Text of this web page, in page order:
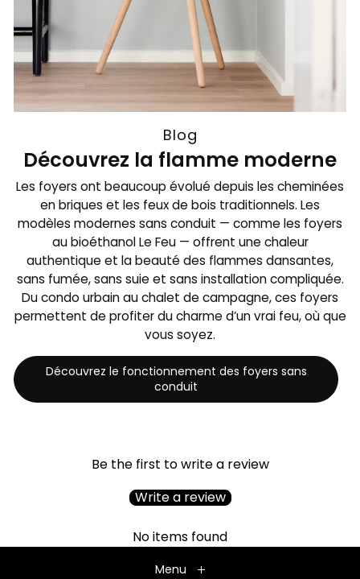
Blog
Découvrez la flamme moderne
Les foyers ont beaucoup évolué depuis les cheminées
en briques et les feux de bois traditionnels. Les
modèles modernes sans conduit — comme les foyers
au bioéthanol Le Feu — offrent une chaleur
authentique et la beauté des flammes dansantes,
sans fumée, sans suie et sans installation compliquée.
Du condo urbain au chalet de campagne, ces foyers
permettent de profiter du charme d’un vrai feu, où que
vous soyez.
Découvrez le fonctionnement des foyers sans
conduit
Be the first to write a review
Write a review
No items found
Menu